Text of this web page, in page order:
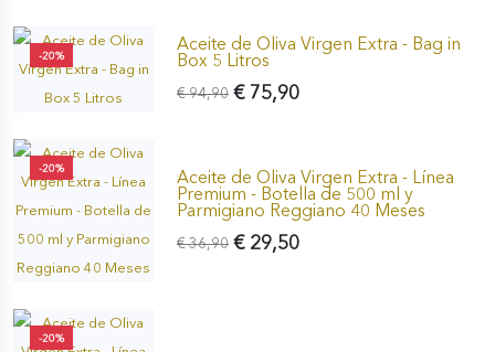
-20%
Aceite de Oliva Virgen Extra - Bag in
Box 5 Litros
€ 75,90
€ 94,90
-20% Aceite de Oliva Virgen Extra - Línea
Premium - Botella de 500 ml y
Parmigiano Reggiano 40 Meses
€ 29,50
€ 36,90
-20%